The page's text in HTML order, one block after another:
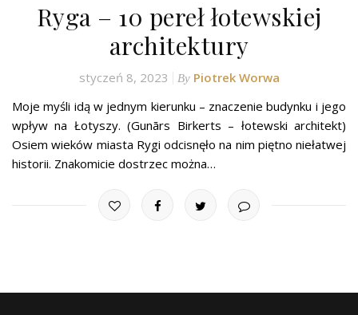
Ryga – 10 pereł łotewskiej
architektury
styczeń 8, 2023 By Piotrek Worwa
Moje myśli idą w jednym kierunku – znaczenie budynku i jego
wpływ na Łotyszy. (Gunārs Birkerts – łotewski architekt)
Osiem wieków miasta Rygi odcisnęło na nim piętno niełatwej
historii. Znakomicie dostrzec można…